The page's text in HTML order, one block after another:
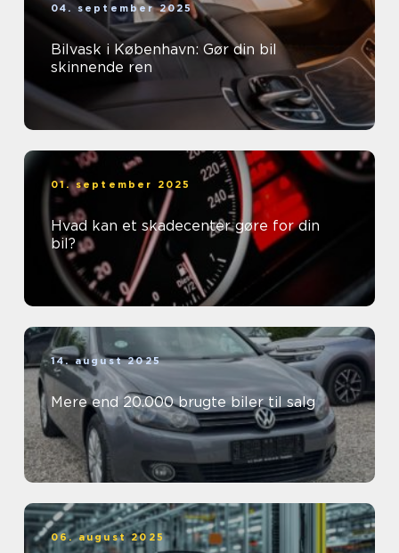
04. september 2025
Bilvask i København: Gør din bil
skinnende ren
01. september 2025
Hvad kan et skadecenter gøre for din
bil?
14. august 2025
Mere end 20.000 brugte biler til salg
06. august 2025